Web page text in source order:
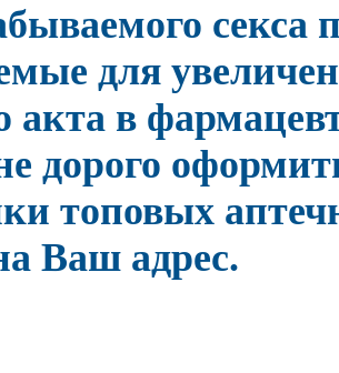
для
акта в
дорого
топовых
Ваш адрес.